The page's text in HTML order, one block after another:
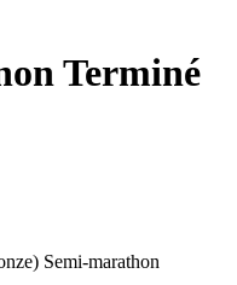
Terminé
Semi-marathon